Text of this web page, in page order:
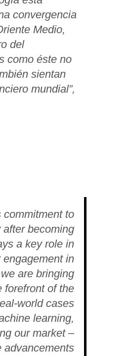
convergencia
Medio,
del
como éste no
sientan
mundial”,
commitment to
becoming
a key role in
in
are bringing
forefront of the
world cases
learning,
our market –
advancements